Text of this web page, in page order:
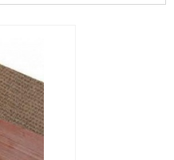
e preço
de obra
Peças, o
qualidade